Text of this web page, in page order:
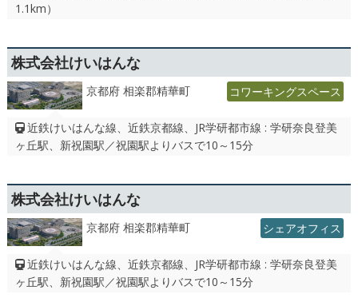
1.1km）
株式会社けいはんな
京都府 相楽郡精華町 コワーキングスペース
近鉄けいはんな線、近鉄京都線、JR学研都市線 : 学研奈良登美
ヶ丘駅、新祝園駅／祝園駅よりバスで10～15分
株式会社けいはんな
京都府 相楽郡精華町 シェアオフィス
近鉄けいはんな線、近鉄京都線、JR学研都市線 : 学研奈良登美
ヶ丘駅、新祝園駅／祝園駅よりバスで10～15分